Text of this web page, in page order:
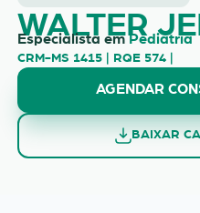
WALTER
Especialista emPediatria
CRM-MS 1415 | RQE 574 |
AGENDAR
BAIXAR